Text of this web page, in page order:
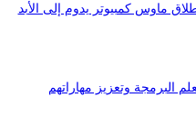
ماوس كمبيوتر يدوم إلى الأبد